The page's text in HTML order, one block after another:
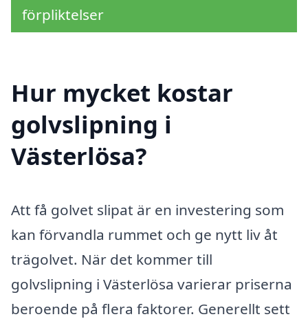
förpliktelser
Hur mycket kostar
golvslipning i
Västerlösa?
Att få golvet slipat är en investering som
kan förvandla rummet och ge nytt liv åt
trägolvet. När det kommer till
golvslipning i Västerlösa varierar priserna
beroende på flera faktorer. Generellt sett